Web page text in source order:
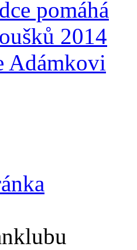
pomáhá
2014
Adámkovi